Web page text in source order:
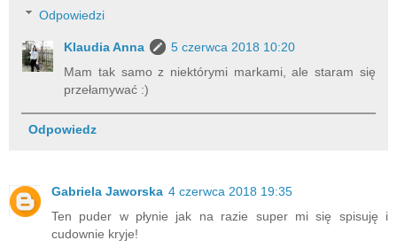
Odpowiedzi
Klaudia Anna
5 czerwca 2018 10:20
Mam tak samo z niektórymi markami, ale staram się
przełamywać :)
Odpowiedz
Gabriela Jaworska 4 czerwca 2018 19:35
Ten puder w płynie jak na razie super mi się spisuję i
cudownie kryje!